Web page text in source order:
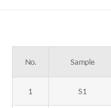
No. Sample
1 S1